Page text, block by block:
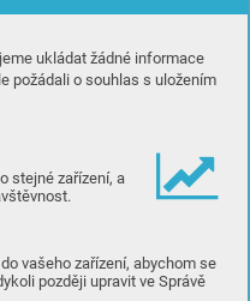
ukládat žádné informace
požádali o souhlas s uložením
stejné zařízení, a
vašeho zařízení, abychom se
později upravit ve Správě